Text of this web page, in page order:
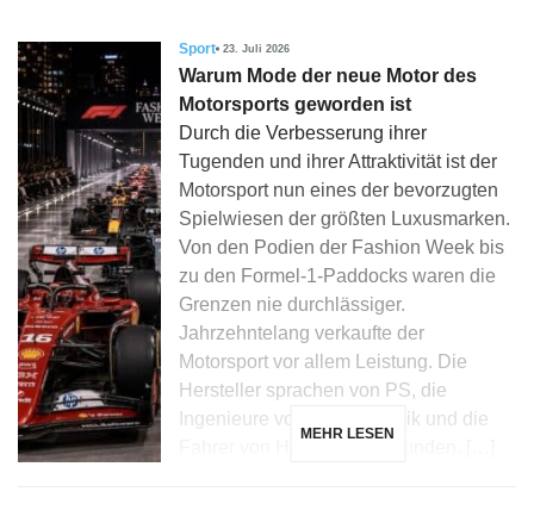
Sport 23. Juli 2026
Warum Mode der neue Motor des
Motorsports geworden ist
Durch die Verbesserung ihrer
Tugenden und ihrer Attraktivität ist der
Motorsport nun eines der bevorzugten
Spielwiesen der größten Luxusmarken.
Von den Podien der Fashion Week bis
zu den Formel-1-Paddocks waren die
Grenzen nie durchlässiger.
Jahrzehntelang verkaufte der
Motorsport vor allem Leistung. Die
Hersteller sprachen von PS, die
Ingenieure von Aerodynamik und die
MEHR LESEN